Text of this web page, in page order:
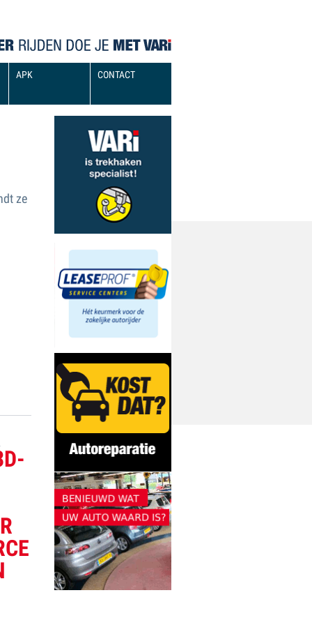
ze
APK CONTACT